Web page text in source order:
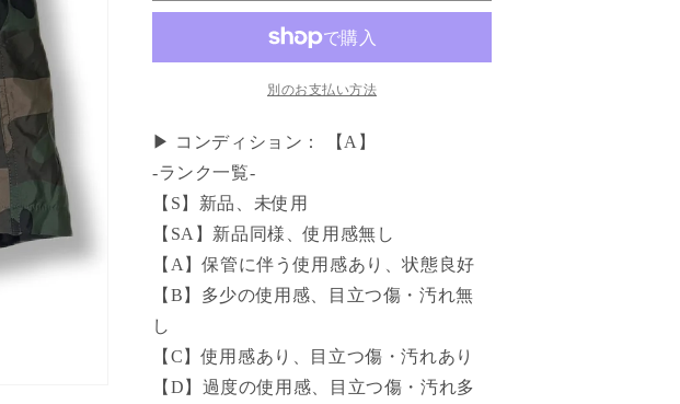
別のお支払い方法
▶ コンディション： 【A】
-ランク一覧-
【S】新品、未使用
【SA】新品同様、使用感無し
【A】保管に伴う使用感あり、状態良好
【B】多少の使用感、目立つ傷・汚れ無
し
【C】使用感あり、目立つ傷・汚れあり
【D】過度の使用感、目立つ傷・汚れ多